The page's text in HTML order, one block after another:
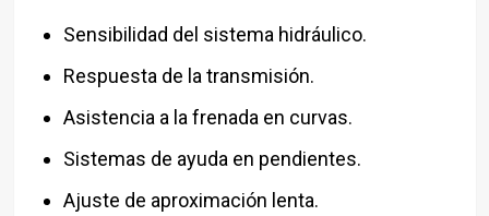
Sensibilidad del sistema hidráulico.
Respuesta de la transmisión.
Asistencia a la frenada en curvas.
Sistemas de ayuda en pendientes.
Ajuste de aproximación lenta.